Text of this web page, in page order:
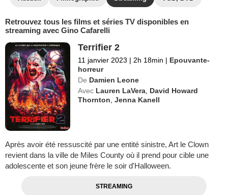
Retrouvez tous les films et séries TV disponibles en
streaming avec Gino Cafarelli
Terrifier 2
11 janvier 2023 | 2h 18min | Epouvante-
horreur
De Damien Leone
Avec Lauren LaVera David Howard
Thornton ,Jenna Kanell
Après avoir été ressuscité par une entité sinistre, Art le Clown
revient dans la ville de Miles County où il prend pour cible une
adolescente et son jeune frère le soir d'Halloween.
STREAMING